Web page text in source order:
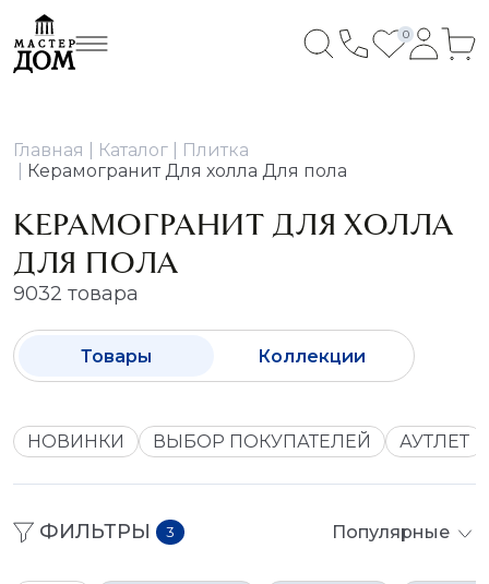
0
Главная Каталог
Плитка
Керамогранит Для холла Для пола
КЕРАМОГРАНИТ ДЛЯ ХОЛЛА
ДЛЯ ПОЛА
9032 товара
Товары Коллекции
НОВИНКИ ВЫБОР ПОКУПАТЕЛЕЙ АУТЛЕТ
ФИЛЬТРЫ 3 Популярные